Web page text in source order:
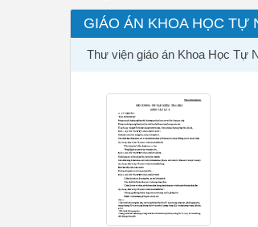
GIÁO ÁN KHOA HỌC TỰ
Thư viện giáo án Khoa Học Tự